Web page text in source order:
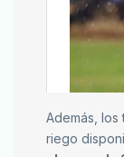
Además, los
riego